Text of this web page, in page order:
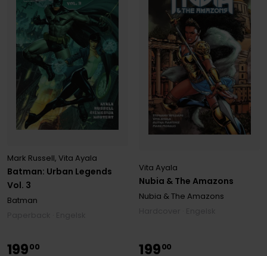
Batman: Urban Legends
Vol. 3
Mark Russell, Vita Ayala
Batman
Nubia & The Amazons
Vita Ayala
Nubia & The Amazons
19900 19900